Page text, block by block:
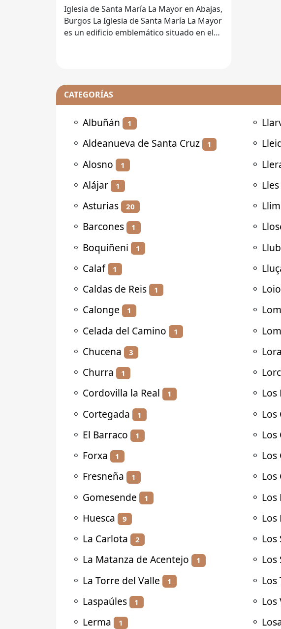
Iglesia de Santa María La Mayor en Abajas,
Burgos La Iglesia de Santa María La Mayor
es un edificio emblemático situado en el
CATEGORÍAS
⚬ Albuñán 1
⚬ Aldeanueva de Santa Cruz 1
⚬ Alosno 1
⚬ Alájar 1
⚬ Asturias 20
⚬ Barcones 1
⚬ Boquiñeni 1
⚬ Calaf 1
⚬ Caldas de Reis 1
⚬ Calonge 1
⚬ Celada del Camino 1
⚬ Chucena 3
⚬ Churra 1
⚬ Cordovilla la Real 1
⚬ Cortegada 1
⚬ El Barraco 1
⚬ Forxa 1
⚬ Fresneña 1
⚬ Gomesende 1
⚬ Huesca 9
⚬ La Carlota 2
⚬ La Matanza de Acentejo 1
⚬ La Torre del Valle 1
⚬ Laspaúles 1
⚬ Lerma 1
⚬
⚬
⚬
⚬
⚬
⚬
⚬
⚬
⚬
⚬
⚬
⚬
⚬
⚬ Los
⚬ Los
⚬ Los
⚬ Los
⚬ Los
⚬ Los
⚬ Los
⚬ Los
⚬ Los
⚬ Los
⚬ Los
⚬